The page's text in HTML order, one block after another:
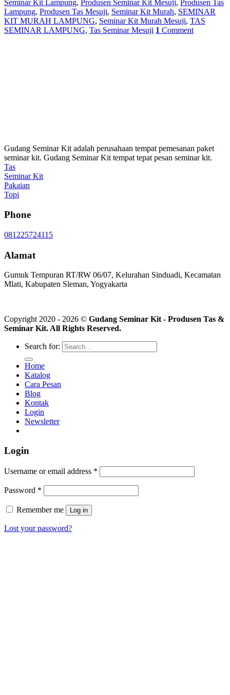
Seminar Kit Lampung, Produsen Seminar Kit Mesuji, Produsen Tas
Lampung, Produsen Tas Mesuji, Seminar Kit Murah, SEMINAR
KIT MURAH LAMPUNG, Seminar Kit Murah Mesuji, TAS
SEMINAR LAMPUNG, Tas Seminar Mesuji 1 Comment
Gudang Seminar Kit adalah perusahaan tempat pemesanan paket
seminar kit. Gudang Seminar Kit tempat tepat pesan seminar kit.
Tas
Seminar Kit
Pakaian
Topi
Phone
081225724115
Alamat
Gumuk Tempuran RT/RW 06/07, Kelurahan Sinduadi, Kecamatan
Mlati, Kabupaten Sleman, Yogyakarta
Copyright 2020 - 2026 © Gudang Seminar Kit - Produsen Tas &
Seminar Kit. All Rights Reserved.
Search for:
Home
Katalog
Cara Pesan
Blog
Kontak
Login
Newsletter
Login
Username or email address *
Password *
Remember me Log in
Lost your password?